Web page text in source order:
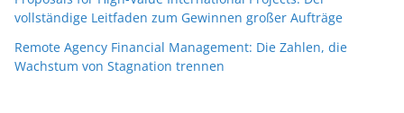
vollständige Leitfaden zum Gewinnen großer Aufträge
Remote Agency Financial Management: Die Zahlen, die
Wachstum von Stagnation trennen